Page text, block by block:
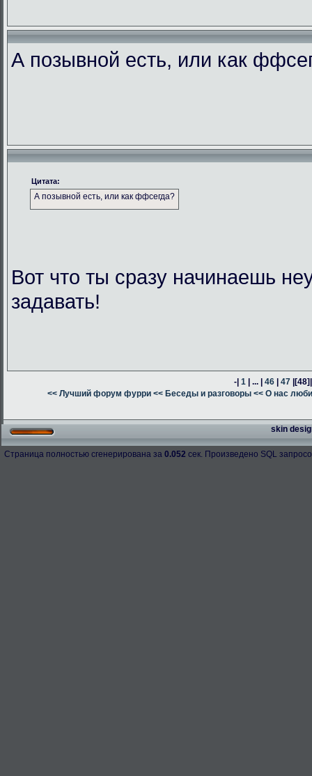
А позывной есть, или как
Цитата:
А позывной есть, или как ффсегда?
Вот что ты сразу начинаешь
задавать!
-| 1 | ... | 46 | 47 |[48]
<< Лучший форум фурри << Беседы и разговоры << О нас
skin
Страница полностью сгенерирована за 0.052 сек. Произведено SQL